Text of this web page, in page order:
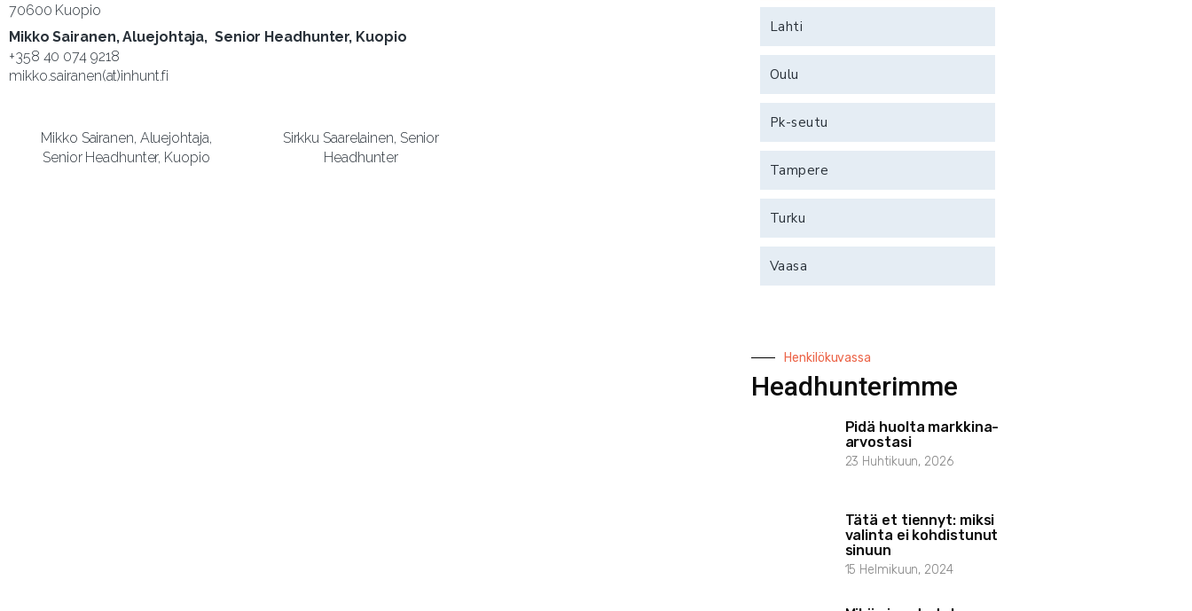
70600 Kuopio
Mikko Sairanen, Aluejohtaja, Senior Headhunter, Kuopio
+358 40 074 9218
mikko.sairanen(at)inhunt.fi
Mikko Sairanen, Aluejohtaja,
Senior Headhunter, Kuopio
Sirkku Saarelainen, Senior
Headhunter
Lahti
Oulu
Pk-seutu
Tampere
Turku
Vaasa
Henkilökuvassa
Headhunterimme
Pidä huolta markkina-
arvostasi
23 Huhtikuun, 2026
Tätä et tiennyt: miksi
valinta ei kohdistunut
sinuun
15 Helmikuun, 2024